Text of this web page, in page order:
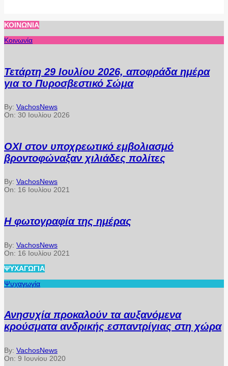
ΚΟΙΝΩΝΊΑ
Κοινωνία
Τετάρτη 29 Ιουλίου 2026, αποφράδα ημέρα
για το Πυροσβεστικό Σώμα
By: VachosNews
On: 30 Ιουλίου 2026
ΟΧΙ στον υποχρεωτικό εμβολιασμό
βροντοφώναξαν χιλιάδες πολίτες
By: VachosNews
On: 16 Ιουλίου 2021
Η φωτογραφία της ημέρας
By: VachosNews
On: 16 Ιουλίου 2021
ΨΥΧΑΓΩΓΊΑ
Ψυχαγωγία
Ανησυχία προκαλούν τα αυξανόμενα
κρούσματα ανδρικής εσπαντρίγιας στη χώρα
By: VachosNews
On: 9 Ιουνίου 2020